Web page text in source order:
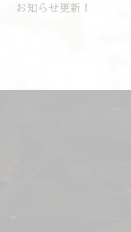
お知らせ更新！